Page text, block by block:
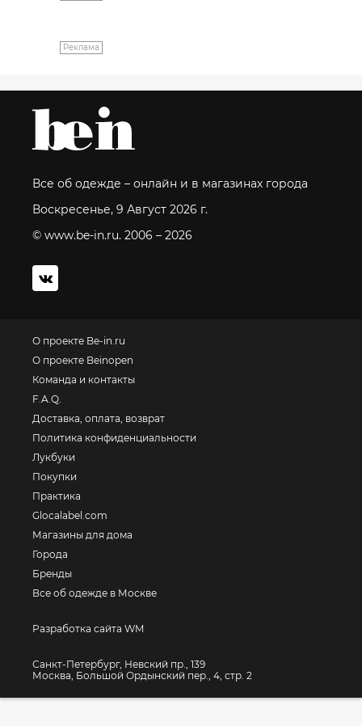
Реклама
Все об одежде – онлайн и в магазинах города
Воскресенье, 9 Август 2026 г.
© www.be-in.ru. 2006 – 2026
О проекте Be-in.ru
О проекте Beinopen
Команда и контакты
F.A.Q.
Доставка, оплата, возврат
Политика конфиденциальности
Лукбуки
Покупки
Практика
Glocalabel.com
Магазины для дома
Города
Бренды
Все об одежде в Москве
Разработка сайта WM
Санкт-Петербург, Невский пр., 139
Москва, Большой Ордынский пер., 4, стр. 2